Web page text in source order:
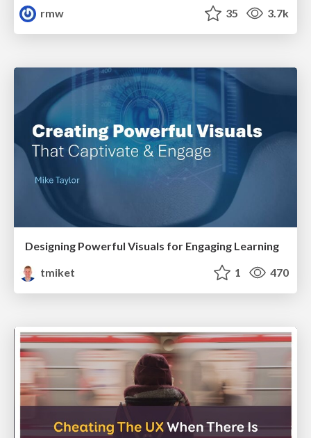
rmw
35 3.7k
Designing Powerful Visuals for Engaging Learning
tmiket
1 470